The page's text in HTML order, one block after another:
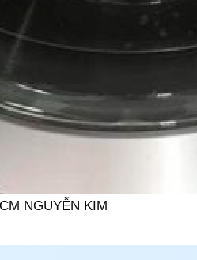
NGUYỄN KIM